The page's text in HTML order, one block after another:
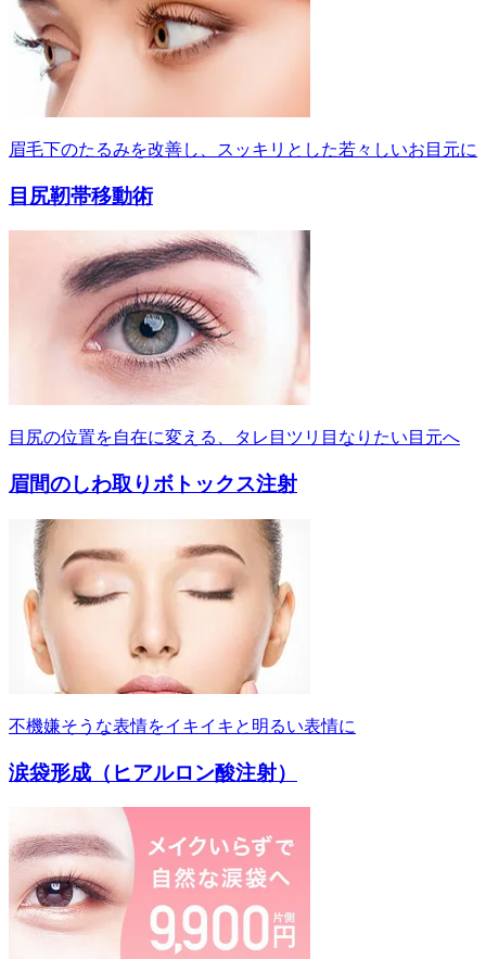
眉毛下のたるみを改善し、スッキリとした若々しいお目元に
目尻靭帯移動術
目尻の位置を自在に変える、タレ目ツリ目なりたい目元へ
眉間のしわ取りボトックス注射
不機嫌そうな表情をイキイキと明るい表情に
涙袋形成（ヒアルロン酸注射）